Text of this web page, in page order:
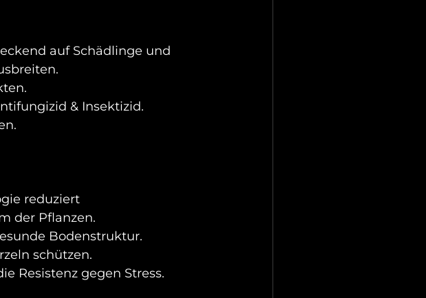
auf Schädlinge und
& Insektizid.
reduziert
der Pflanzen.
Bodenstruktur.
schützen.
Resistenz gegen Stress.